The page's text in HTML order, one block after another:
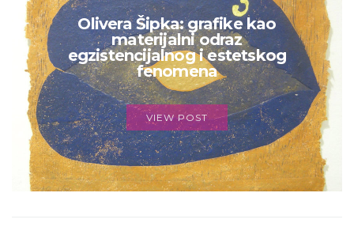
Olivera Šipka: grafike kao
materijalni odraz
egzistencijalnog i estetskog
fenomena
VIEW POST